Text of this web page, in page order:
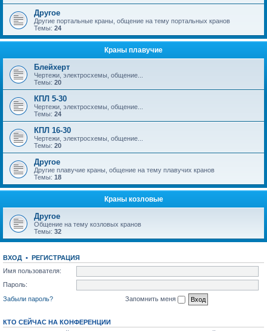
Другое
Другие портальные краны, общение на тему портальных кранов
Темы: 24
Краны плавучие
Блейхерт
Чертежи, электросхемы, общение...
Темы: 20
КПЛ 5-30
Чертежи, электросхемы, общение...
Темы: 24
КПЛ 16-30
Чертежи, электросхемы, общение...
Темы: 20
Другое
Другие плавучие краны, общение на тему плавучих кранов
Темы: 18
Краны козловые
Другое
Общение на тему козловых кранов
Темы: 32
ВХОД • РЕГИСТРАЦИЯ
Имя пользователя:
Пароль:
Забыли пароль?
Запомнить меня
КТО СЕЙЧАС НА КОНФЕРЕНЦИИ